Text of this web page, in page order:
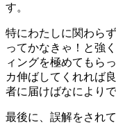
す。
特にわたしに関わら
ってかなきゃ！と強
ィングを極めてもら
カ伸ばしてくれれば
者に届けばなによりで
最後に、誤解をされ